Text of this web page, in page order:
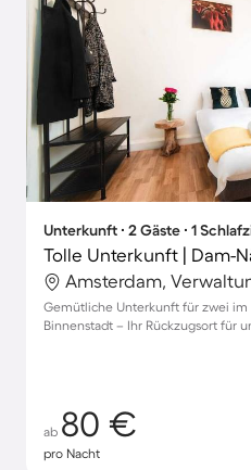
Unterkunft ∙ 2 Gäste ∙ 1
Tolle Unterkunft | Dam-
Gemütliche Unterkunft für zwei im
Binnenstadt – Ihr Rückzugsort für
ab 80 €
pro Nacht